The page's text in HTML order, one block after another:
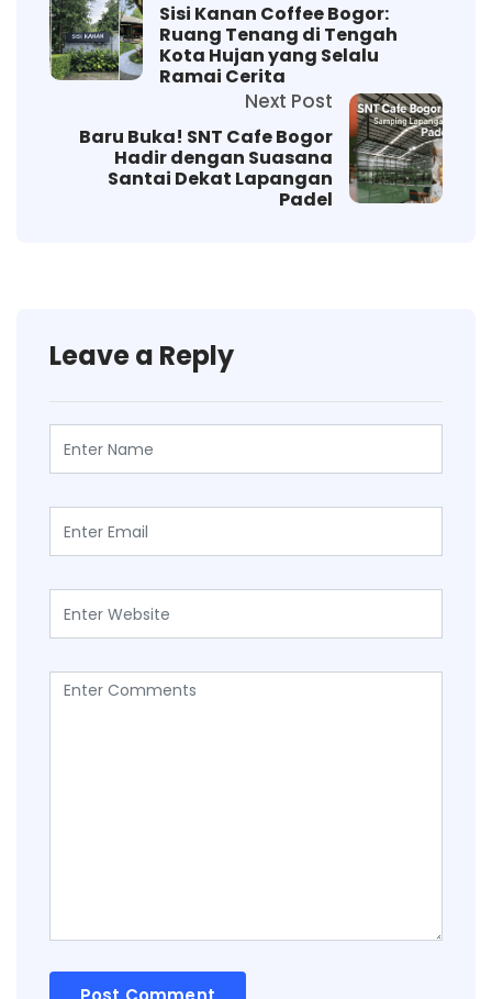
Sisi Kanan Coffee Bogor:
Ruang Tenang di Tengah
Kota Hujan yang Selalu
Ramai Cerita
Next Post
Baru Buka! SNT Cafe Bogor
Hadir dengan Suasana
Santai Dekat Lapangan
Padel
Leave a Reply